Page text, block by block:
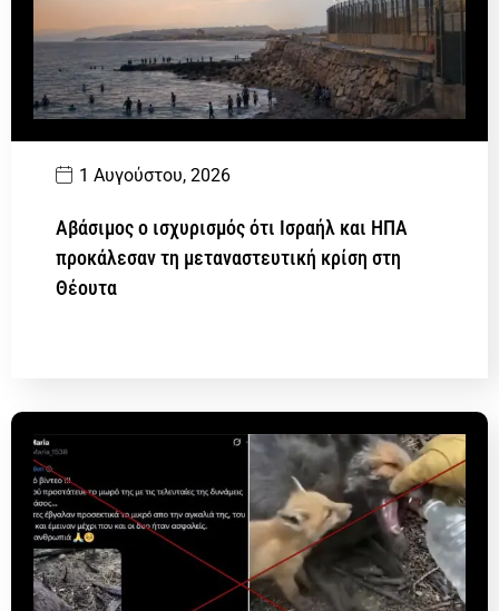
1 Αυγούστου, 2026
Αβάσιμος ο ισχυρισμός ότι Ισραήλ και ΗΠΑ
προκάλεσαν τη μεταναστευτική κρίση στη
Θέουτα